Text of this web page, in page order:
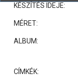
KÉSZÍTÉS IDEJE:
MÉRET:
ALBUM:
CÍMKÉK: